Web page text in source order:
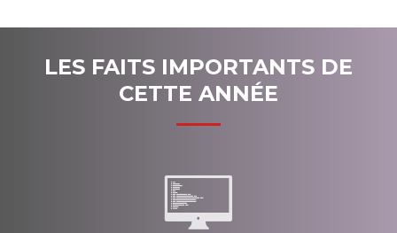
LES FAITS IMPORTANTS DE
CETTE ANNÉE